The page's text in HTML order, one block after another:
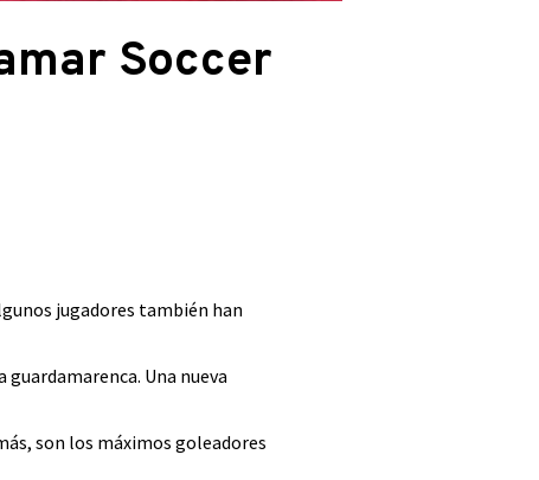
Soccer
jugadores también han
Una nueva
son los máximos goleadores